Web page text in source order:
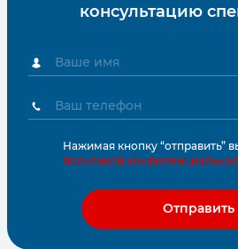
консультацию
Нажимая кнопку “отправить”
политикой
Отправить